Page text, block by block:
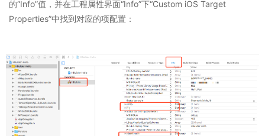
的“Info”值，并在工程属性界面“Info”下“Custom iOS Target
Properties”中找到对应的项配置：